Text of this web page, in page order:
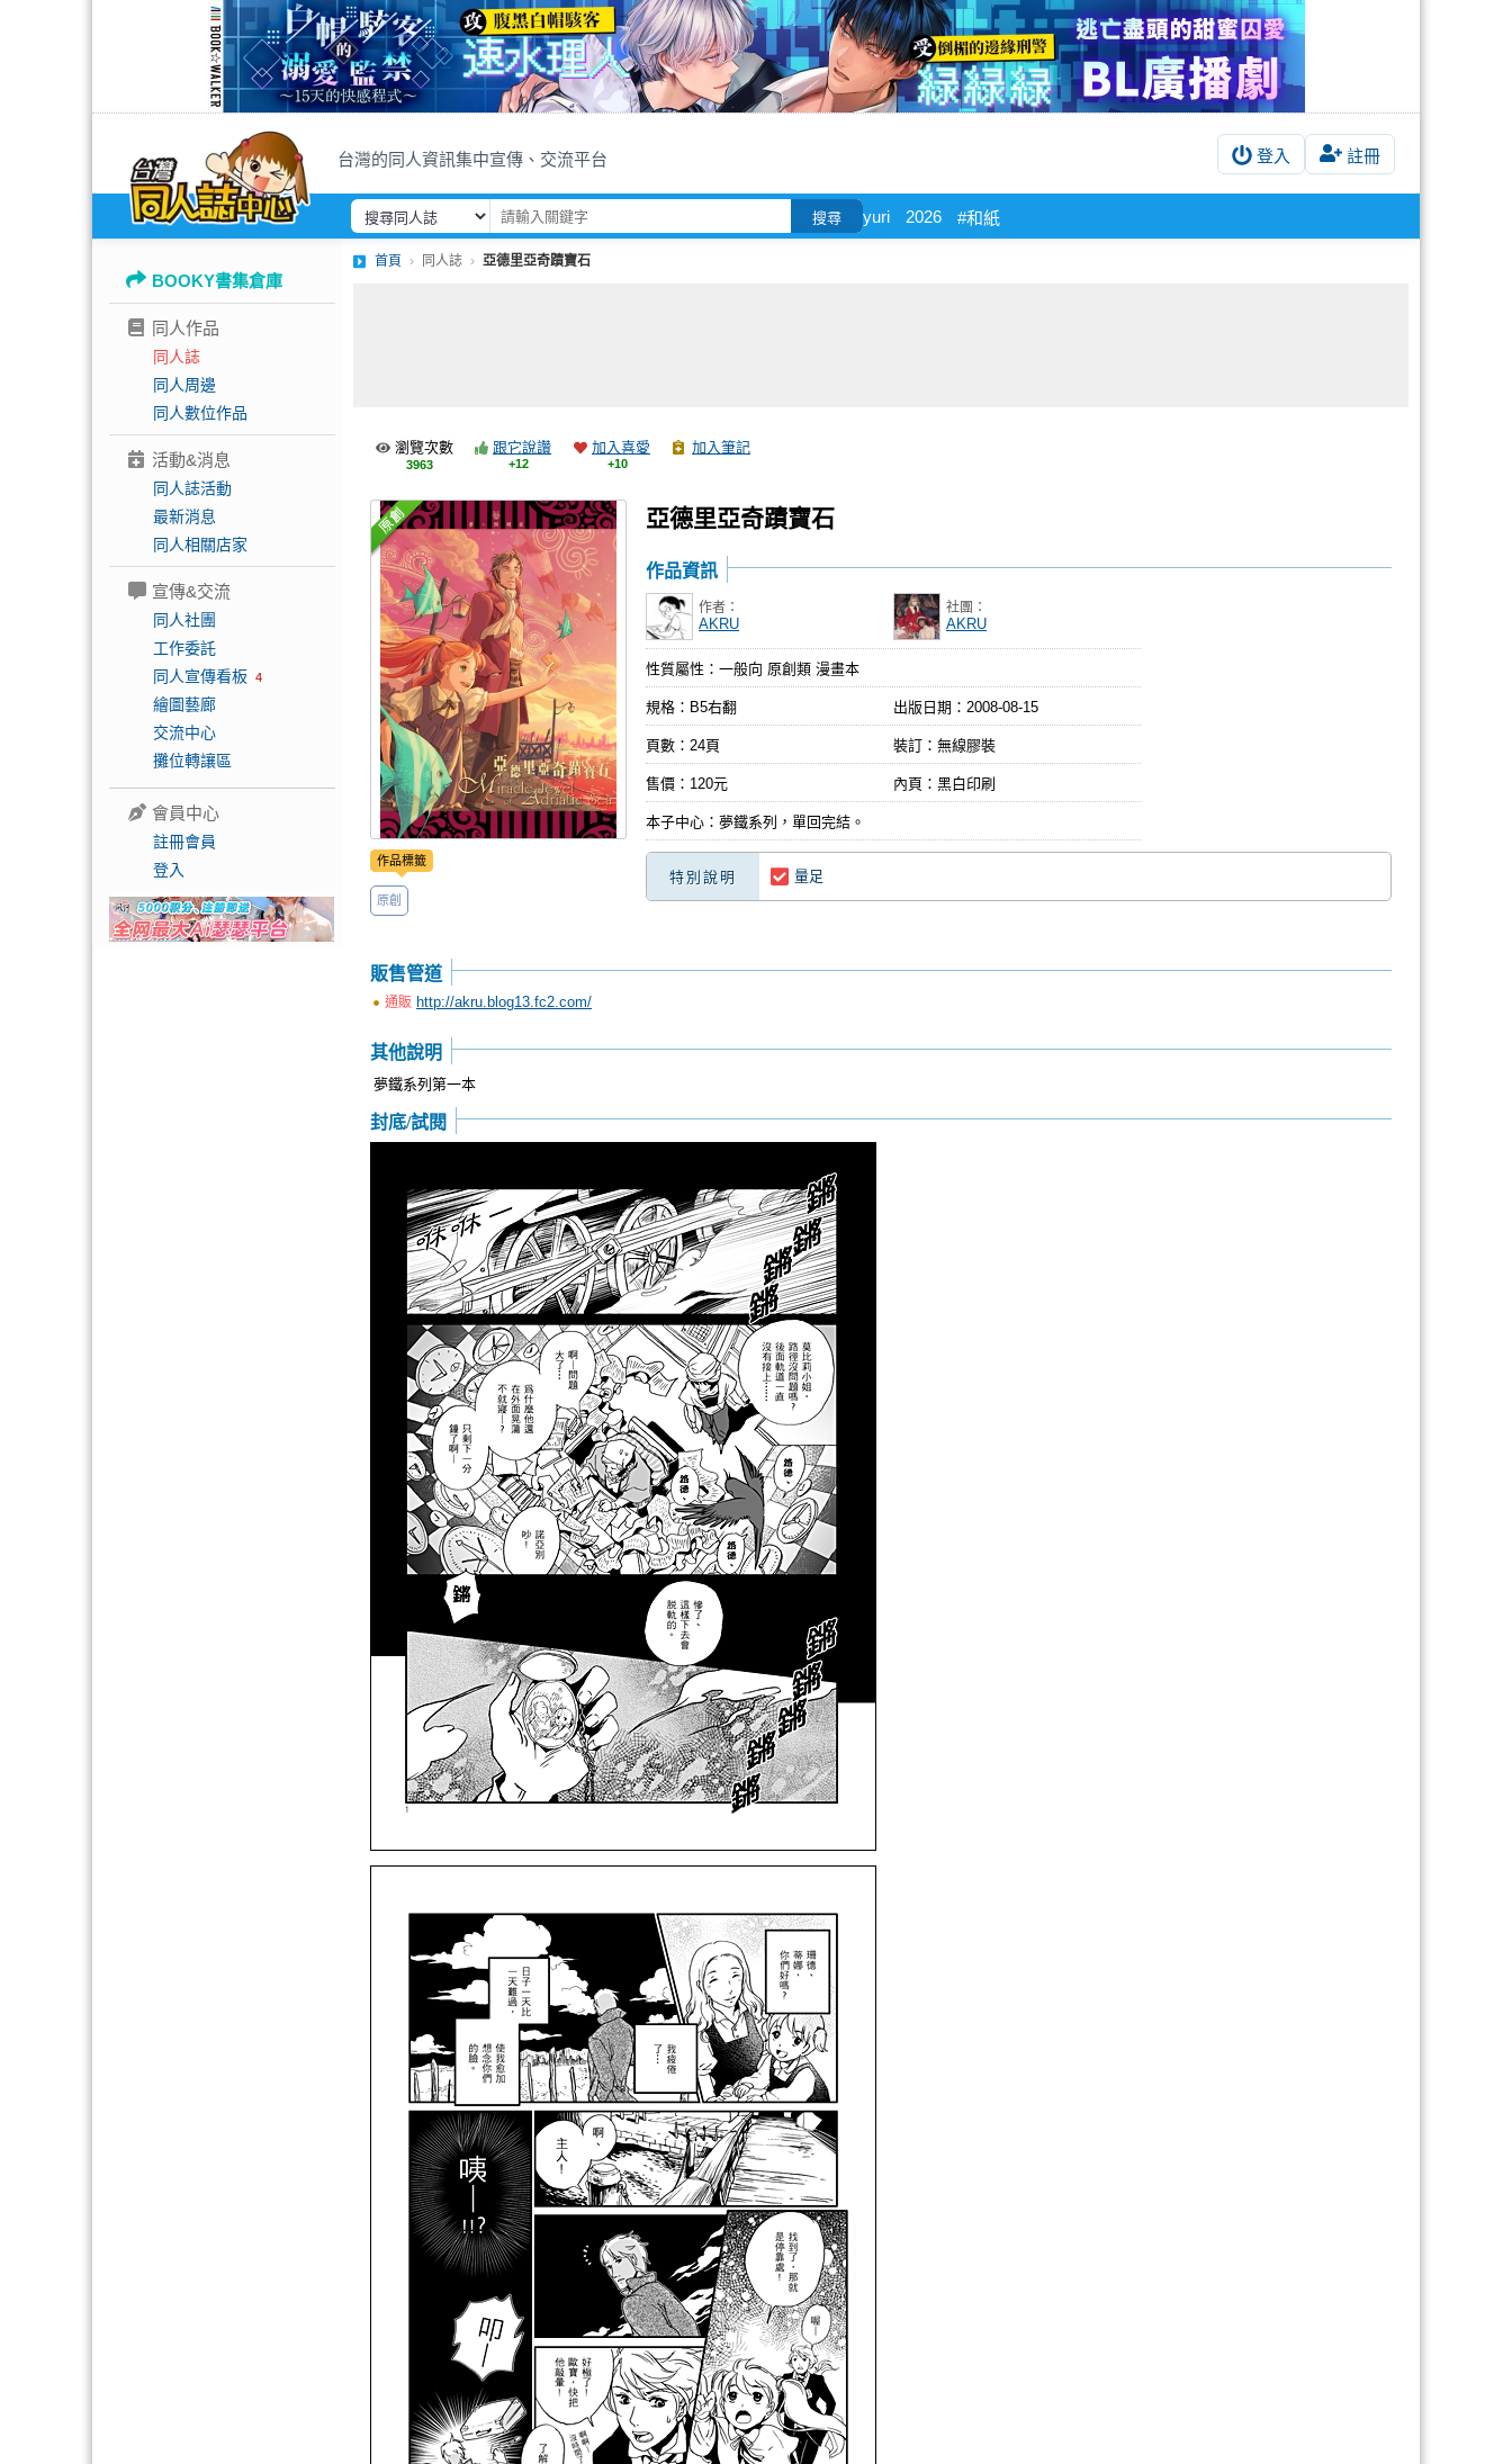
台灣的同人資訊集中宣傳、交流平台 登入 註冊
搜尋 yuri 2026 #和紙
BOOKY書集倉庫
同人作品
同人誌
同人周邊
同人數位作品
活動&消息
同人誌活動
最新消息
同人相關店家
宣傳&交流
同人社團
工作委託
同人宣傳看板 4
繪圖藝廊
交流中心
攤位轉讓區
會員中心
註冊會員
登入
首頁 同人誌 亞德里亞奇蹟寶石
瀏覽次數
3963
跟它說讚
+12
加入喜愛
+10
加入筆記
亞德里亞奇蹟寶石
作品標籤
原創
作品資訊
作者：
AKRU
社團：
AKRU
性質屬性：一般向 原創類 漫畫本
規格：B5右翻 出版日期： 2008-08-15
頁數：24頁 裝訂：無線膠裝
售價：120元 內頁：黑白印刷
本子中心：夢鐵系列，單回完結。
特別說明 量足
販售管道
通販 http://akru.blog13.fc2.com/
其他說明
夢鐵系列第一本
封底/試閱